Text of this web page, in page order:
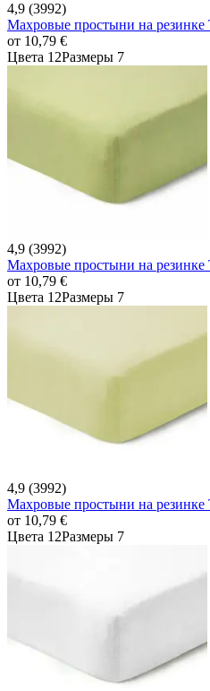
4,9 (3992)
Махровые простыни на
от 10,79 €
Цвета 12Размеры 7
4,9 (3992)
Махровые простыни на
от 10,79 €
Цвета 12Размеры 7
4,9 (3992)
Махровые простыни на
от 10,79 €
Цвета 12Размеры 7